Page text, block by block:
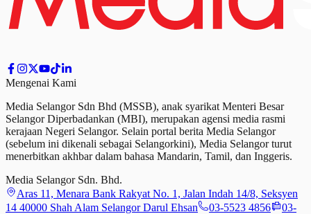
Mengenai Kami
Media Selangor Sdn Bhd (MSSB), anak syarikat Menteri Besar
Selangor Diperbadankan (MBI), merupakan agensi media rasmi
kerajaan Negeri Selangor. Selain portal berita Media Selangor
(sebelum ini dikenali sebagai Selangorkini), Media Selangor turut
menerbitkan akhbar dalam bahasa Mandarin, Tamil, dan Inggeris.
Media Selangor Sdn. Bhd.
Aras 11, Menara Bank Rakyat No. 1, Jalan Indah 14/8, Seksyen
14 40000 Shah Alam Selangor Darul Ehsan
03-5523 4856
03-